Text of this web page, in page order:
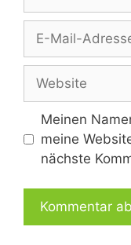
Mail-
Adresse
Meinen
meine
nächste